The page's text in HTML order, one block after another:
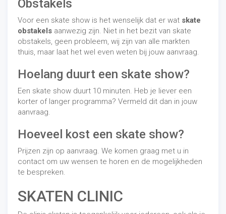
Obstakels
Voor een skate show is het wenselijk dat er wat skate
obstakels aanwezig zijn. Niet in het bezit van skate
obstakels, geen probleem, wij zijn van alle markten
thuis, maar laat het wel even weten bij jouw aanvraag.
Hoelang duurt een skate show?
Een skate show duurt 10 minuten. Heb je liever een
korter of langer programma? Vermeld dit dan in jouw
aanvraag.
Hoeveel kost een skate show?
Prijzen zijn op aanvraag. We komen graag met u in
contact om uw wensen te horen en de mogelijkheden
te bespreken.
SKATEN CLINIC